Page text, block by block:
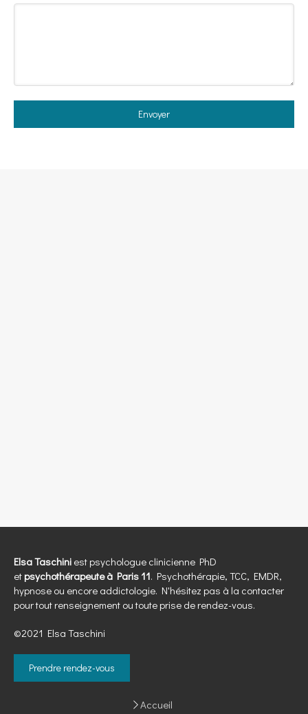
Envoyer
Elsa Taschini est psychologue clinicienne PhD
et psychothérapeute à Paris 11. Psychothérapie, TCC, EMDR,
hypnose ou encore addictologie. N'hésitez pas à la contacter
pour tout renseignement ou toute prise de rendez-vous.
©2021 Elsa Taschini
Prendre rendez-vous
Accueil